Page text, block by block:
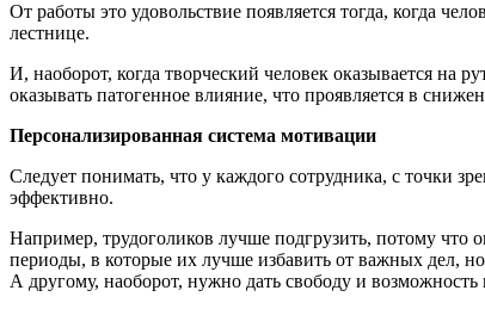
От работы это удовольствие появляется тогда, когда
лестнице.
И, наоборот, когда творческий человек оказывается на
оказывать патогенное влияние, что проявляется в
Персонализированная система мотивации
Следует понимать, что у каждого сотрудника, с точки
эффективно.
Например, трудоголиков лучше подгрузить, потому что
периоды, в которые их лучше избавить от важных дел,
А другому, наоборот, нужно дать свободу и возможность